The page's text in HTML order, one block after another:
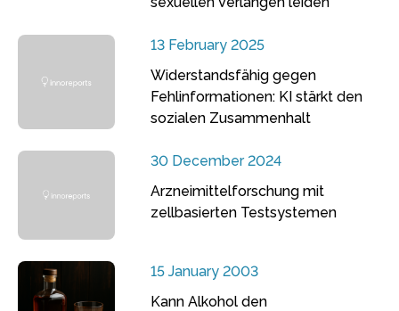
13 February 2025
Widerstandsfähig gegen
Fehlinformationen: KI stärkt den
sozialen Zusammenhalt
30 December 2024
Arzneimittelforschung mit
zellbasierten Testsystemen
15 January 2003
Kann Alkohol den